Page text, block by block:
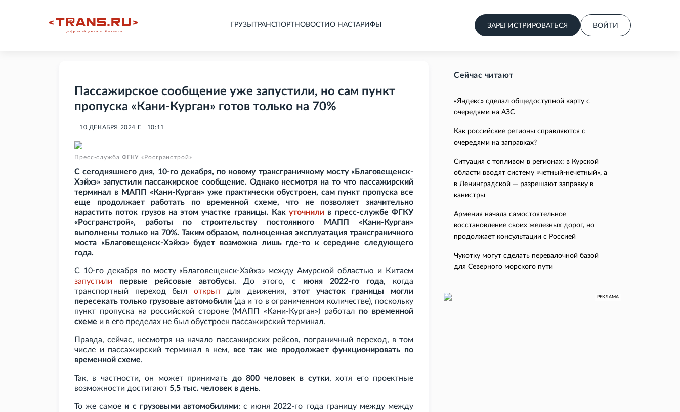
ГРУЗЫ ТРАНСПОРТНОВОСТИ О НАСТАРИФЫ ЗАРЕГИСТРИРОВАТЬСЯ ВОЙТИ
Пассажирское сообщение уже запустили, но сам пункт
пропуска «Кани-Курган» готов только на 70%
10 ДЕКАБРЯ 2024 Г. 10:11
Пресс-служба ФГКУ «Росгранстрой»
С сегодняшнего дня, 10-го декабря, по новому трансграничному мосту «Благовещенск-
Хэйхэ» запустили пассажирское сообщение. Однако несмотря на то что пассажирский
терминал в МАПП «Кани-Курган» уже практически обустроен, сам пункт пропуска все
еще продолжает работать по временной схеме, что не позволяет значительно
нарастить поток грузов на этом участке границы. Какуточнили в пресс-службе ФГКУ
«Росгранстрой», работы по строительству постоянного МАПП «Кани-Курган»
выполнены только на 70%. Таким образом, полноценная эксплуатация трансграничного
моста «Благовещенск-Хэйхэ» будет возможна лишь где-то к середине следующего
года.
С 10-го декабря по мосту «Благовещенск-Хэйхэ» между Амурской областью и Китаем
запустили
первые рейсовые автобусы. До этого, с июня 2022-го года, когда
транспортный переход был открытдля движения,этот участок границы могли
пересекать только грузовые автомобили (да и то в ограниченном количестве), поскольку
пункт пропуска на российской стороне (МАПП «Кани-Курган») работал по временной
схеме и в его пределах не был обустроен пассажирский терминал.
Правда, сейчас, несмотря на начало пассажирских рейсов, пограничный переход, в том
числе и пассажирский терминал в нем, все так же продолжает функционировать по
временной схеме.
Так, в частности, он может принимать до 800 человек в сутки, хотя его проектные
возможности достигают 5,5 тыс. человек в день.
То же самое и с грузовыми автомобилями: с июня 2022-го года границу между между
Сейчас читают
«Яндекс» сделал общедоступной карту с
очередями на АЗС
Как российские регионы справляются с
очередями на заправках?
Ситуация с топливом в регионах: в Курской
области вводят систему «четный-нечетный», а
в Ленинградской — разрешают заправку в
канистры
Армения начала самостоятельное
восстановление своих железных дорог, но
продолжает консультации с Россией
Чукотку могут сделать перевалочной базой
для Северного морского пути
РЕКЛАМА